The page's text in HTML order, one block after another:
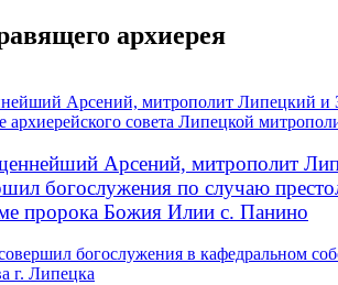
архиерея
Арсений, митрополит Липецкий и
архиерейского совета Липецкой
Арсений, митрополит
богослужения по случаю
пророка Божия Илии с. Панино
богослужения в кафедральном
г. Липецка